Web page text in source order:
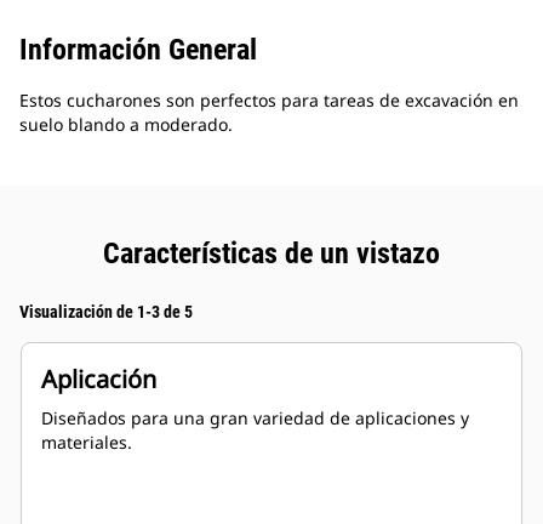
Información General
Estos cucharones son perfectos para tareas de excavación en
suelo blando a moderado.
Características de un vistazo
Visualización de 1-3 de 5
Aplicación
Diseñados para una gran variedad de aplicaciones y
materiales.